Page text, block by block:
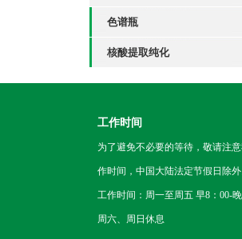
色谱瓶
核酸提取纯化
工作时间
为了避免不必要的等待，敬请注
作时间，中国大陆法定节假日除外
工作时间：周一至周五 早8：00-
周六、周日休息